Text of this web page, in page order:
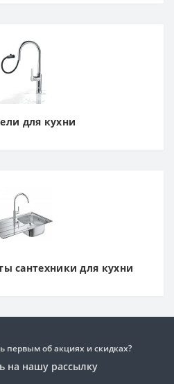
для кухни
сантехники для кухни
первым об акциях и скидках?
на нашу рассылку